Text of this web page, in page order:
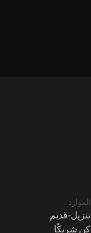
الموارد
تنزيل-قديم
كن شريكًا